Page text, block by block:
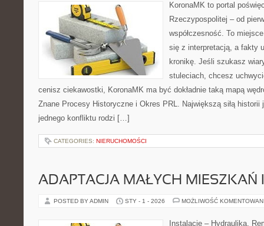
KoronaMK to portal
Rzeczypospolitej – od
współczesność. To
się z interpretacją, a fakty
kronikę. Jeśli szukasz
stuleciach, chcesz
cenisz ciekawostki, KoronaMK ma być dokładnie taką mapą
Znane Procesy Historyczne i Okres PRL. Największą siłą historii
jednego konfliktu rodzi […]
CATEGORIES: NIERUCHOMOŚCI
ADAPTACJA MAŁYCH MIESZKAŃ
POSTED BY ADMIN STY - 1 - 2026 MOŻLIWOŚĆ
Instalacje – Hydraulika,